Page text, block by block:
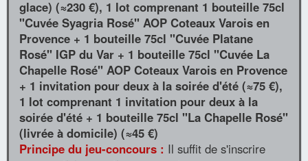
glace) (≈230 €), 1 lot comprenant 1 bouteille 75cl
"Cuvée Syagria Rosé" AOP Coteaux Varois en
Provence + 1 bouteille 75cl "Cuvée Platane
Rosé" IGP du Var + 1 bouteille 75cl "Cuvée La
Chapelle Rosé" AOP Coteaux Varois en Provence
+ 1 invitation pour deux à la soirée d'été (≈75 €),
1 lot comprenant 1 invitation pour deux à la
soirée d'été + 1 bouteille 75cl "La Chapelle Rosé"
(livrée à domicile) (≈45 €)
Principe du jeu-concours : Il suffit de s'inscrire